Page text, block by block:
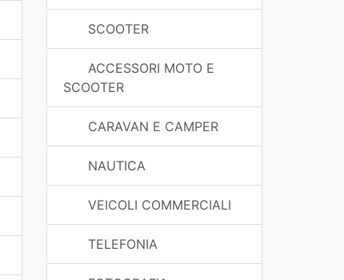
SCOOTER
ACCESSORI MOTO E
SCOOTER
CARAVAN E CAMPER
NAUTICA
VEICOLI COMMERCIALI
TELEFONIA